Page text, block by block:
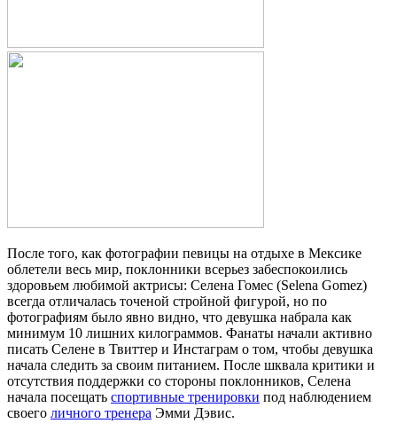
После того, как фотографии певицы на отдыхе в Мексике
облетели весь мир, поклонники всерьез забеспокоились
здоровьем любимой актрисы: Селена Гомес (Selena Gomez)
всегда отличалась точеной стройной фигурой, но по
фотографиям было явно видно, что девушка набрала как
минимум 10 лишних килограммов. Фанаты начали активно
писать Селене в Твиттер и Инстаграм о том, чтобы девушка
начала следить за своим питанием. После шквала критики и
отсутствия поддержки со стороны поклонников, Селена
начала посещать спортивные тренировки под наблюдением
своего личного тренера Эмми Дэвис.